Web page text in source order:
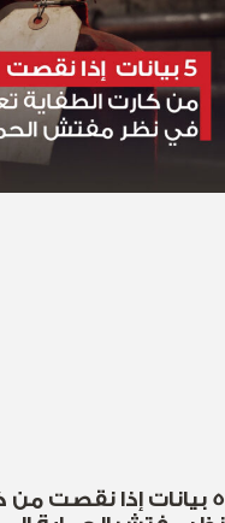
5 بيانات إذا نقصت من